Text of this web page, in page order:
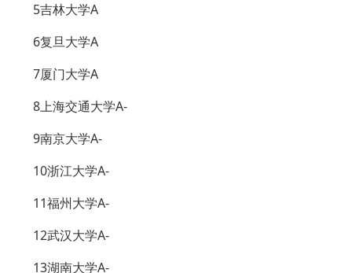
5吉林大学A
6复旦大学A
7厦门大学A
8上海交通大学A-
9南京大学A-
10浙江大学A-
11福州大学A-
12武汉大学A-
13湖南大学A-